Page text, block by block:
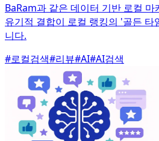
BaRam과 같은 데이터 기반 로컬
유기적 결합이 로컬 랭킹의 '골든
니다.
#로컬검색#리뷰#AI#AI검색